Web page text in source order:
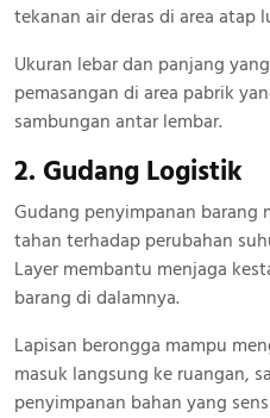
tekanan air deras di area atap
Ukuran lebar dan panjang
pemasangan di area pabrik
sambungan antar lembar.
2. Gudang Logistik
Gudang penyimpanan barang
tahan terhadap perubahan
Layer membantu menjaga
barang di dalamnya.
Lapisan berongga mampu
masuk langsung ke ruangan,
penyimpanan bahan yang